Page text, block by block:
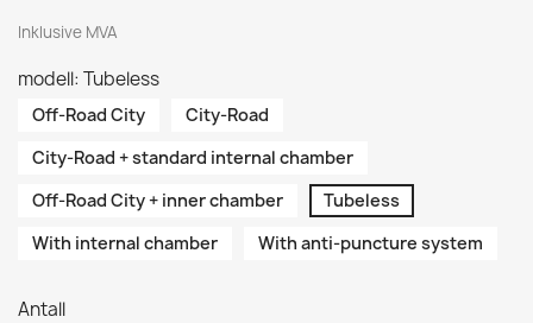
Inklusive MVA
modell: Tubeless
Off-Road City
City-Road
City-Road + standard internal chamber
Off-Road City + inner chamber
Tubeless
With internal chamber
With anti-puncture system
Antall